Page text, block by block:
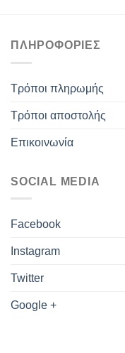
ΠΛΗΡΟΦΟΡΊΕΣ
Τρόποι πληρωμής
Τρόποι αποστολής
Επικοινωνία
SOCIAL MEDIA
Facebook
Instagram
Twitter
Google +